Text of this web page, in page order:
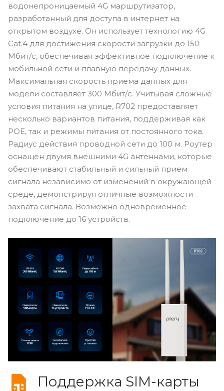
водонепроницаемый 4G маршрутизатор,
разработанный для доступа в интернет на
открытом воздухе. Он использует технологию 4G
Cat.4 для достижения скорости загрузки до 150
Мбит/с, обеспечивая эффективное подключение к
мобильной сети и плавную передачу данных.
Максимальная скорость приема данных для
модели составляет 300 Мбит/с. Учитывая сложные
условия питания на улице, R702 предоставляет
несколько вариантов питания, поддерживая как
POE, так и режимы питания от постоянного тока.
Радиус действия проводной сети до 100 м. Роутер
оснащен двумя внешними 4G антеннами, которые
обеспечивают стабильный и сильный прием
сигнала независимо от изменений в окружающей
среде, демонстрируя отличные возможности
захвата сигнала. Возможно одновременное
подключение до 16 устройств.
Поддержка SIM-карты